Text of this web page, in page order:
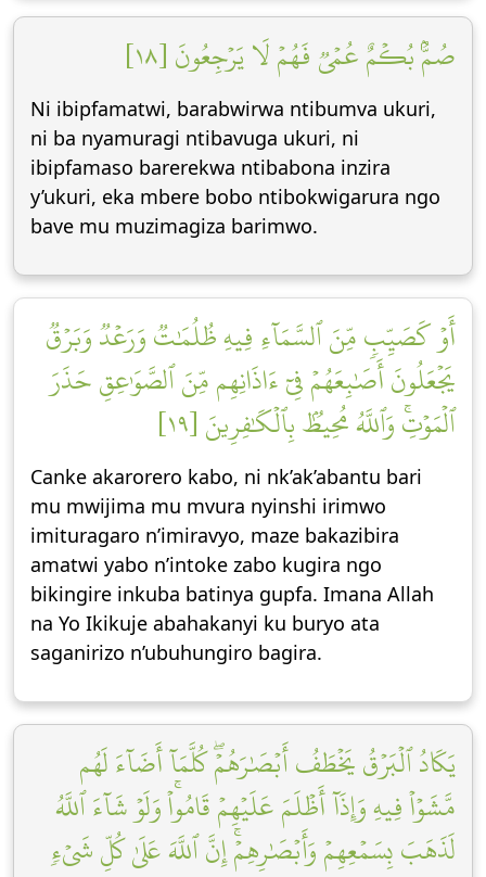
صُمُّۢ بُكۡمٌ عُمۡيٞ فَهُمۡ لَا يَرۡجِعُونَ [١٨]
Ni ibipfamatwi, barabwirwa ntibumva ukuri,
ni ba nyamuragi ntibavuga ukuri, ni
ibipfamaso barerekwa ntibabona inzira
y’ukuri, eka mbere bobo ntibokwigarura ngo
bave mu muzimagiza barimwo.
أَوۡ كَصَيِّبٖ مِّنَ ٱلسَّمَآءِ فِيهِ ظُلُمَٰتٞ وَرَعۡدٞ وَبَرۡقٞ
يَجۡعَلُونَ أَصَٰبِعَهُمۡ فِيٓ ءَاذَانِهِم مِّنَ ٱلصَّوَٰعِقِ حَذَرَ
ٱلۡمَوۡتِۚ وَٱللَّهُ مُحِيطُۢ بِٱلۡكَٰفِرِينَ [١٩]
Canke akarorero kabo, ni nk’ak’abantu bari
mu mwijima mu mvura nyinshi irimwo
imituragaro n’imiravyo, maze bakazibira
amatwi yabo n’intoke zabo kugira ngo
bikingire inkuba batinya gupfa. Imana Allah
na Yo Ikikuje abahakanyi ku buryo ata
saganirizo n’ubuhungiro bagira.
يَكَادُ ٱلۡبَرۡقُ يَخۡطَفُ أَبۡصَٰرَهُمۡۖ كُلَّمَآ أَضَآءَ لَهُم
مَّشَوۡاْ فِيهِ وَإِذَآ أَظۡلَمَ عَلَيۡهِمۡ قَامُواْۚ وَلَوۡ شَآءَ ٱللَّهُ
لَذَهَبَ بِسَمۡعِهِمۡ وَأَبۡصَٰرِهِمۡۚ إِنَّ ٱللَّهَ عَلَىٰ كُلِّ شَيۡءٖ